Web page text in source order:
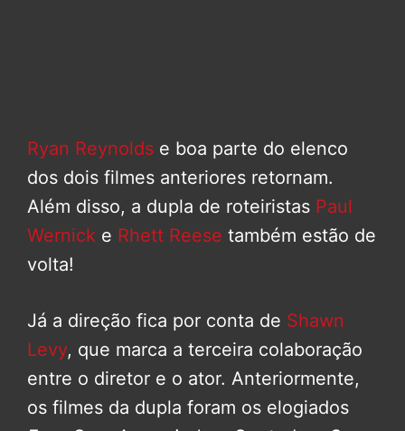
Ryan Reynolds e boa parte do elenco
dos dois filmes anteriores retornam.
Além disso, a dupla de roteiristas Paul
Wernick e Rhett Reese também estão de
volta!
Já a direção fica por conta de Shawn
Levy, que marca a terceira colaboração
entre o diretor e o ator. Anteriormente,
os filmes da dupla foram os elogiados